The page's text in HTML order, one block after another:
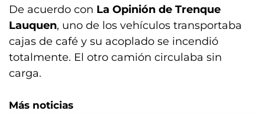
De acuerdo con La Opinión de Trenque
Lauquen, uno de los vehículos transportaba
cajas de café y su acoplado se incendió
totalmente. El otro camión circulaba sin
carga.
Más noticias